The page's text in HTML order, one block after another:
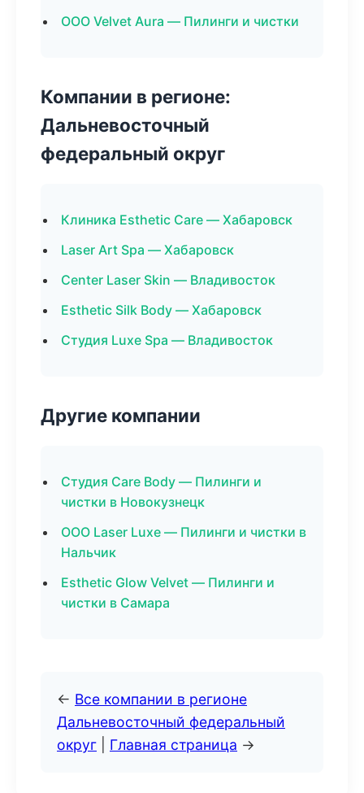
ООО Velvet Aura — Пилинги и чистки
Компании в регионе:
Дальневосточный
федеральный округ
Клиника Esthetic Care — Хабаровск
Laser Art Spa — Хабаровск
Center Laser Skin — Владивосток
Esthetic Silk Body — Хабаровск
Студия Luxe Spa — Владивосток
Другие компании
Студия Care Body — Пилинги и
чистки в Новокузнецк
ООО Laser Luxe — Пилинги и чистки в
Нальчик
Esthetic Glow Velvet — Пилинги и
чистки в Самара
← Все компании в регионе
Дальневосточный федеральный
округ
Главная страница →